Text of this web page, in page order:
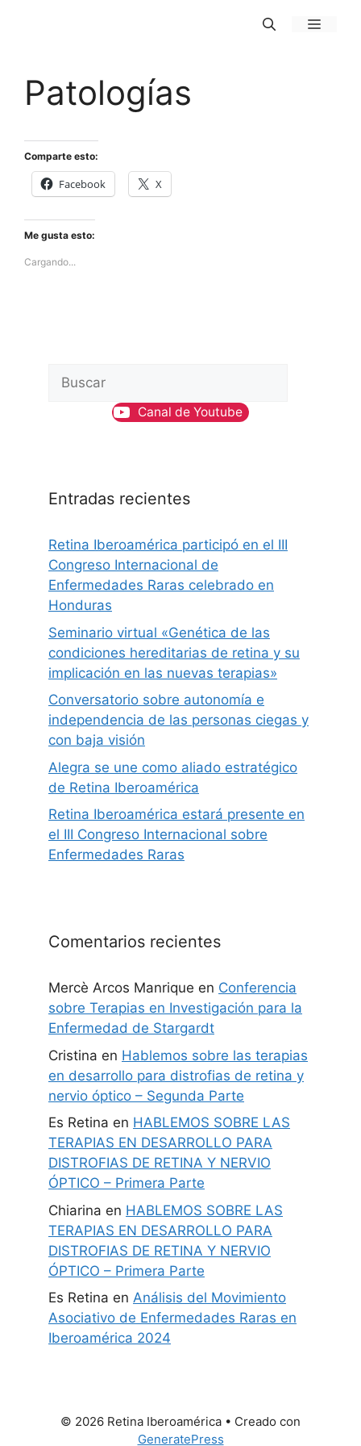
MENÚ
Patologías
Comparte esto:
Facebook X
Me gusta esto:
Cargando...
Canal de Youtube
Entradas recientes
Retina Iberoamérica participó en el III
Congreso Internacional de
Enfermedades Raras celebrado en
Honduras
Seminario virtual «Genética de las
condiciones hereditarias de retina y su
implicación en las nuevas terapias»
Conversatorio sobre autonomía e
independencia de las personas ciegas y
con baja visión
Alegra se une como aliado estratégico
de Retina Iberoamérica
Retina Iberoamérica estará presente en
el III Congreso Internacional sobre
Enfermedades Raras
Comentarios recientes
Mercè Arcos Manrique en Conferencia
sobre Terapias en Investigación para la
Enfermedad de Stargardt
Cristina en Hablemos sobre las terapias
en desarrollo para distrofias de retina y
nervio óptico – Segunda Parte
Es Retina en HABLEMOS SOBRE LAS
TERAPIAS EN DESARROLLO PARA
DISTROFIAS DE RETINA Y NERVIO
ÓPTICO – Primera Parte
Chiarina en HABLEMOS SOBRE LAS
TERAPIAS EN DESARROLLO PARA
DISTROFIAS DE RETINA Y NERVIO
ÓPTICO – Primera Parte
Es Retina en Análisis del Movimiento
Asociativo de Enfermedades Raras en
Iberoamérica 2024
© 2026 Retina Iberoamérica • Creado con
GeneratePress